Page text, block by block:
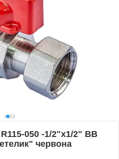
050 -1/2"х1/2" ВВ
червона